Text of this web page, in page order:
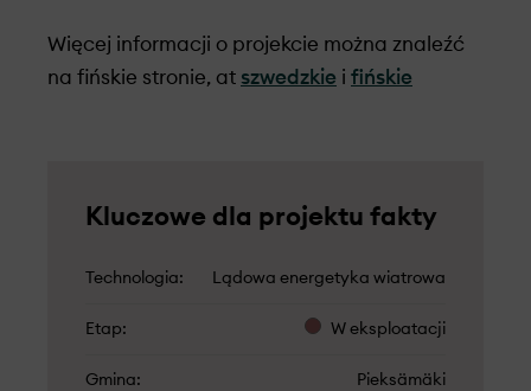
Więcej informacji o projekcie można znaleźć
na fińskie stronie, at szwedzkie i fińskie
Kluczowe dla projektu fakty
Technologia Lądowa energetyka wiatrowa
Etap W eksploatacji
Gmina Pieksämäki